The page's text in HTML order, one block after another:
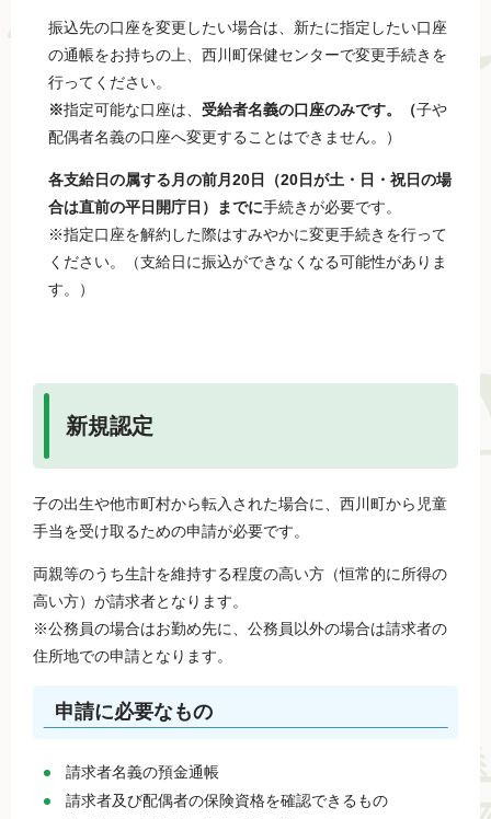
振込先の口座を変更したい場合は、新たに指定したい口座
の通帳をお持ちの上、西川町保健センターで変更手続きを
行ってください。
※指定可能な口座は、 受給者名義の口座のみです。（子や
配偶者名義の口座へ変更することはできません。）
各支給日の属する月の前月20日（20日が土・日・祝日の場
合は直前の平日開庁日）までに手続きが必要です。
※指定口座を解約した際はすみやかに変更手続きを行って
ください。（支給日に振込ができなくなる可能性がありま
す。）
新規認定
子の出生や他市町村から転入された場合に、西川町から児童
手当を受け取るための申請が必要です。
両親等のうち生計を維持する程度の高い方（恒常的に所得の
高い方）が請求者となります。
※公務員の場合はお勤め先に、公務員以外の場合は請求者の
住所地での申請となります。
申請に必要なもの
請求者名義の預金通帳
請求者及び配偶者の保険資格を確認できるもの